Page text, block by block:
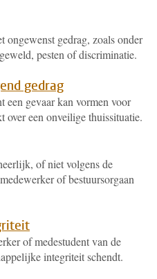
ongewenst gedrag, zoals onder
pesten of discriminatie.
gedrag
een gevaar kan vormen voor
over een onveilige thuissituatie.
of niet volgens de
of bestuursorgaan
of medestudent van de
integriteit schendt.